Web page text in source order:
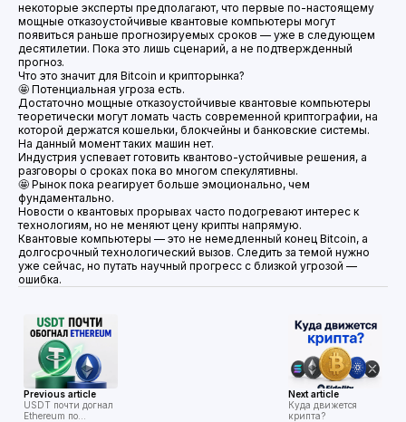
некоторые эксперты предполагают, что первые по-настоящему
мощные отказоустойчивые квантовые компьютеры могут
появиться раньше прогнозируемых сроков — уже в следующем
десятилетии. Пока это лишь сценарий, а не подтвержденный
прогноз.
Что это значит для Bitcoin и крипторынка?
🤩 Потенциальная угроза есть.
Достаточно мощные отказоустойчивые квантовые компьютеры
теоретически могут ломать часть современной криптографии, на
которой держатся кошельки, блокчейны и банковские системы.
На данный момент таких машин нет.
Индустрия успевает готовить квантово-устойчивые решения, а
разговоры о сроках пока во многом спекулятивны.
🤩 Рынок пока реагирует больше эмоционально, чем
фундаментально.
Новости о квантовых прорывах часто подогревают интерес к
технологиям, но не меняют цену крипты напрямую.
Квантовые компьютеры — это не немедленный конец Bitcoin, а
долгосрочный технологический вызов. Следить за темой нужно
уже сейчас, но путать научный прогресс с близкой угрозой —
ошибка.
Previous article
USDT почти догнал
Ethereum по
Next article
Куда движется
крипта?